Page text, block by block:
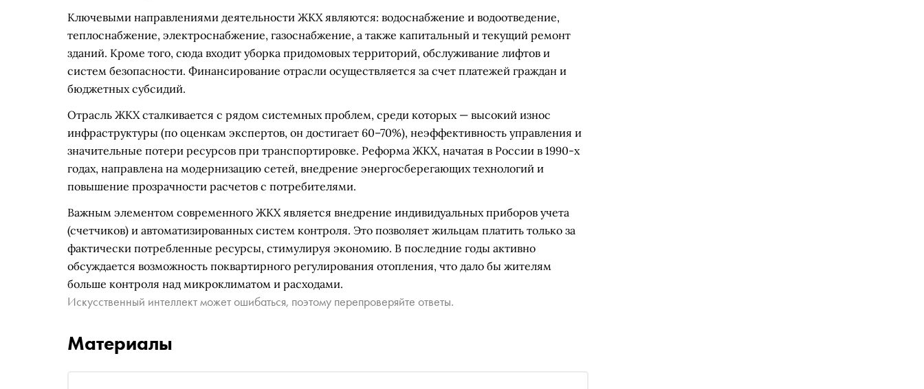
Ключевыми направлениями деятельности ЖКХ являются: водоснабжение и водоотведение,
теплоснабжение, электроснабжение, газоснабжение, а также капитальный и текущий ремонт
зданий. Кроме того, сюда входит уборка придомовых территорий, обслуживание лифтов и
систем безопасности. Финансирование отрасли осуществляется за счет платежей граждан и
бюджетных субсидий.
Отрасль ЖКХ сталкивается с рядом системных проблем, среди которых — высокий износ
инфраструктуры (по оценкам экспертов, он достигает 60–70%), неэффективность управления и
значительные потери ресурсов при транспортировке. Реформа ЖКХ, начатая в России в 1990-х
годах, направлена на модернизацию сетей, внедрение энергосберегающих технологий и
повышение прозрачности расчетов с потребителями.
Важным элементом современного ЖКХ является внедрение индивидуальных приборов учета
(счетчиков) и автоматизированных систем контроля. Это позволяет жильцам платить только за
фактически потребленные ресурсы, стимулируя экономию. В последние годы активно
обсуждается возможность поквартирного регулирования отопления, что дало бы жителям
больше контроля над микроклиматом и расходами.
Искусственный интеллект может ошибаться, поэтому перепроверяйте ответы.
Материалы